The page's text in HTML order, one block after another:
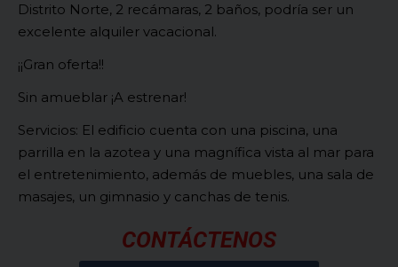
Distrito Norte, 2 recámaras, 2 baños, podría ser un
excelente alquiler vacacional.
¡¡Gran oferta!!
Sin amueblar ¡A estrenar!
Servicios: El edificio cuenta con una piscina, una
parrilla en la azotea y una magnífica vista al mar para
el entretenimiento, además de muebles, una sala de
masajes, un gimnasio y canchas de tenis.
CONTÁCTENOS